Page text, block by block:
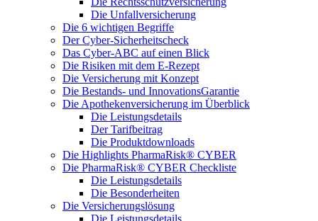
Die Unfallversicherung
Die 6 wichtigen Begriffe
Der Cyber-Sicher­heits­check
Das Cyber-ABC auf einen Blick
Die Risiken mit dem E-Rezept
Die Versicherung mit Konzept
Die Bestands- und InnovationsGarantie
Die Apothekenversicherung im Überblick
Die Leistungsdetails
Der Tarifbeitrag
Die Produktdownloads
Die Highlights PharmaRisk® CYBER
Die PharmaRisk® CYBER Checkliste
Die Leistungsdetails
Die Besonderheiten
Die Versicherungslösung
Die Leistungsdetails